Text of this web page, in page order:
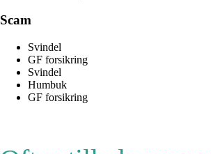
Scam
Svindel
GF forsikring
Svindel
Humbuk
GF forsikring